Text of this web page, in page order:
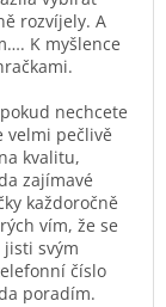
rozvíjely. A
K myšlence
nechcete
velmi pečlivě
kvalitu,
zajímavé
každoročně
vím, že se
jisti svým
číslo
poradím.